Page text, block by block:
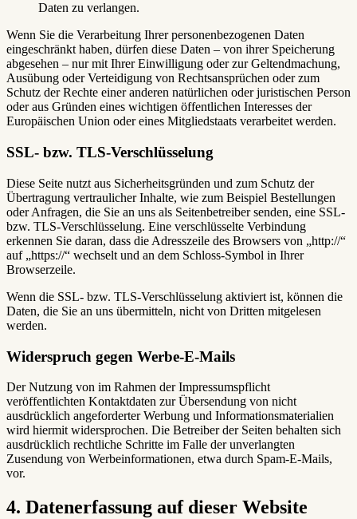
Daten zu verlangen.
Wenn Sie die Verarbeitung Ihrer personenbezogenen Daten
eingeschränkt haben, dürfen diese Daten – von ihrer Speicherung
abgesehen – nur mit Ihrer Einwilligung oder zur Geltendmachung,
Ausübung oder Verteidigung von Rechtsansprüchen oder zum
Schutz der Rechte einer anderen natürlichen oder juristischen Person
oder aus Gründen eines wichtigen öffentlichen Interesses der
Europäischen Union oder eines Mitgliedstaats verarbeitet werden.
SSL- bzw. TLS-Verschlüsselung
Diese Seite nutzt aus Sicherheitsgründen und zum Schutz der
Übertragung vertraulicher Inhalte, wie zum Beispiel Bestellungen
oder Anfragen, die Sie an uns als Seitenbetreiber senden, eine SSL-
bzw. TLS-Verschlüsselung. Eine verschlüsselte Verbindung
erkennen Sie daran, dass die Adresszeile des Browsers von „http://“
auf „https://“ wechselt und an dem Schloss-Symbol in Ihrer
Browserzeile.
Wenn die SSL- bzw. TLS-Verschlüsselung aktiviert ist, können die
Daten, die Sie an uns übermitteln, nicht von Dritten mitgelesen
werden.
Widerspruch gegen Werbe-E-Mails
Der Nutzung von im Rahmen der Impressumspflicht
veröffentlichten Kontaktdaten zur Übersendung von nicht
ausdrücklich angeforderter Werbung und Informationsmaterialien
wird hiermit widersprochen. Die Betreiber der Seiten behalten sich
ausdrücklich rechtliche Schritte im Falle der unverlangten
Zusendung von Werbeinformationen, etwa durch Spam-E-Mails,
vor.
4. Datenerfassung auf dieser Website